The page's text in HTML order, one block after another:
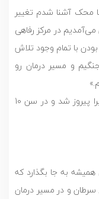
محک آشنا شدم تغییر
می‌آمدیم در مرکز رفاهی
با تمام وجود تلاش
و مسیر درمان رو
بالاخره بعد از سه سال مبارزه با سرطان، حمیرا پیروز شد و در سن 10
همیشه به جا بگذارد که
و در مسیر درمان